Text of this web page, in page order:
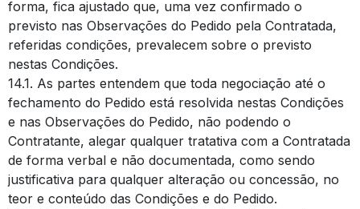
forma, fica ajustado que, uma vez confirmado o
previsto nas Observações do Pedido pela Contratada,
referidas condições, prevalecem sobre o previsto
nestas Condições.
14.1. As partes entendem que toda negociação até o
fechamento do Pedido está resolvida nestas Condições
e nas Observações do Pedido, não podendo o
Contratante, alegar qualquer tratativa com a Contratada
de forma verbal e não documentada, como sendo
justificativa para qualquer alteração ou concessão, no
teor e conteúdo das Condições e do Pedido.